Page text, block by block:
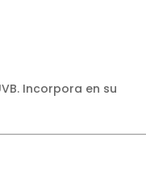
Incorpora en su